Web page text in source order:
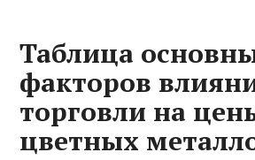
Таблица
факторов
торговли на
цветных